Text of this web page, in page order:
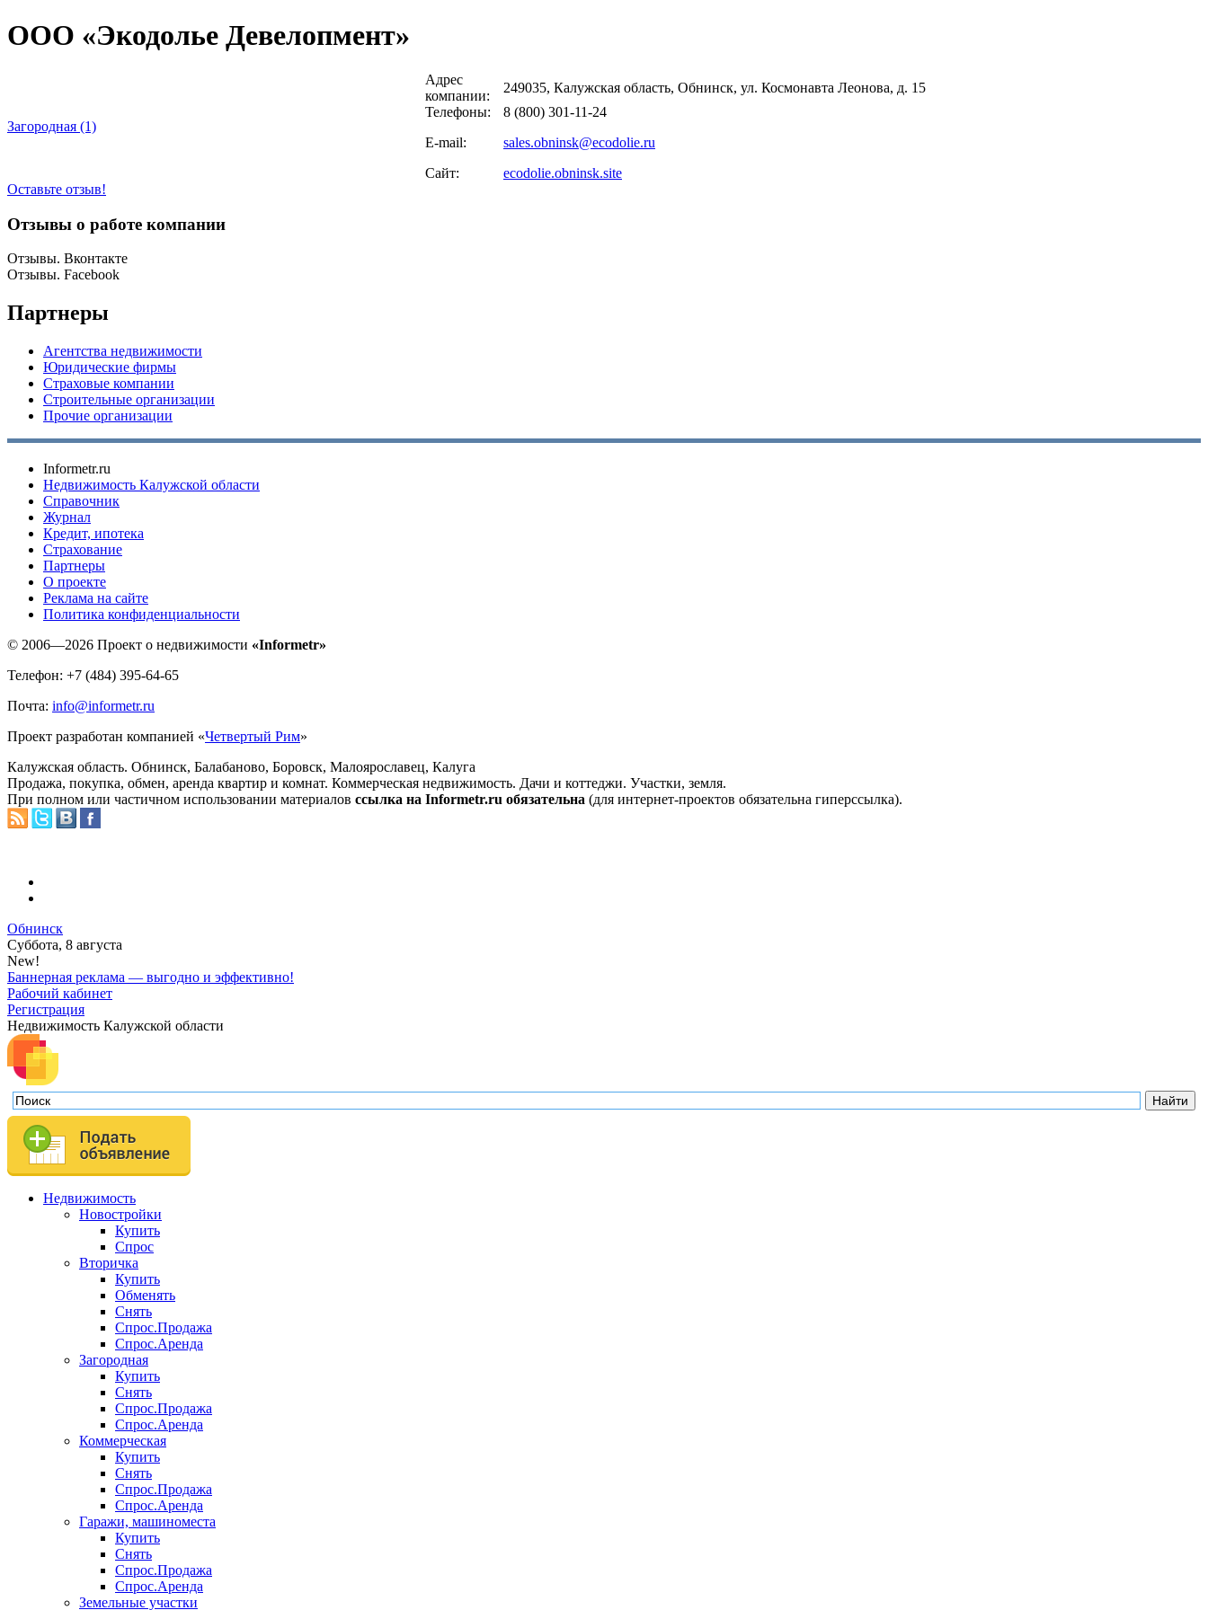
ООО «Экодолье Девелопмент»
Загородная (1)
Адрес
компании:
249035, Калужская область, Обнинск, ул. Космонавта Леонова, д. 15
Телефоны:
8 (800) 301-11-24
E-mail:
sales.obninsk@ecodolie.ru
Сайт:
ecodolie.obninsk.site
Оставьте отзыв!
Отзывы о работе компании
Отзывы. Вконтакте
Отзывы. Facebook
Партнеры
Агентства недвижимости
Юридические фирмы
Страховые компании
Строительные организации
Прочие организации
Informetr.ru
Недвижимость Калужской области
Справочник
Журнал
Кредит, ипотека
Страхование
Партнеры
O проекте
Реклама на сайте
Политика конфиденциальности
© 2006—2026 Проект о недвижимости «Informetr»
Телефон: +7 (484) 395-64-65
Почта: info@informetr.ru
Проект разработан компанией «Четвертый Рим»
Калужская область. Обнинск, Балабаново, Боровск, Малоярославец, Калуга
Продажа, покупка, обмен, аренда квартир и комнат. Коммерческая недвижимость. Дачи и коттеджи. Участки, земля.
При полном или частичном использовании материалов ссылка на Informetr.ru обязательна (для интернет-проектов обязательна гиперссылка).
Обнинск
Суббота, 8 августа
New!
Баннерная реклама — выгодно и эффективно!
Рабочий кабинет
Регистрация
Недвижимость Калужской области
Недвижимость
Новостройки
Купить
Спрос
Вторичка
Купить
Обменять
Снять
Спрос.Продажа
Спрос.Аренда
Загородная
Купить
Снять
Спрос.Продажа
Спрос.Аренда
Коммерческая
Купить
Снять
Спрос.Продажа
Спрос.Аренда
Гаражи, машиноместа
Купить
Снять
Спрос.Продажа
Спрос.Аренда
Земельные участки